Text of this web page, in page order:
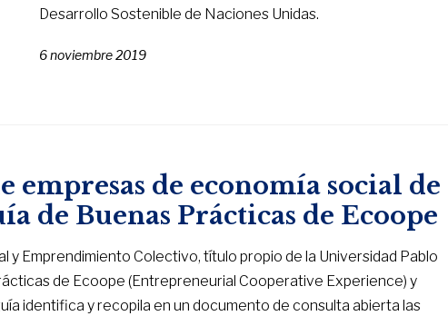
Desarrollo Sostenible de Naciones Unidas.
6 noviembre 2019
empresas de economía social de
de Buenas Prácticas de Ecoope
y Emprendimiento Colectivo, título propio de la Universidad Pablo
de Ecoope (Entrepreneurial Cooperative Experience) y
identifica y recopila en un documento de consulta abierta las